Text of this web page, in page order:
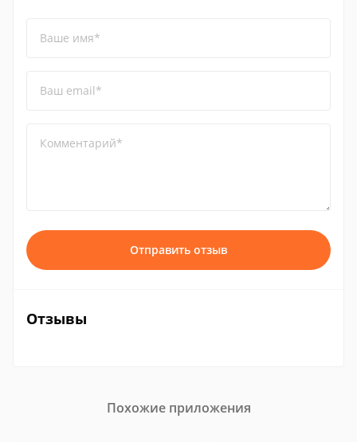
Ваше имя*
Ваш email*
Комментарий*
Отправить отзыв
Отзывы
Похожие приложения